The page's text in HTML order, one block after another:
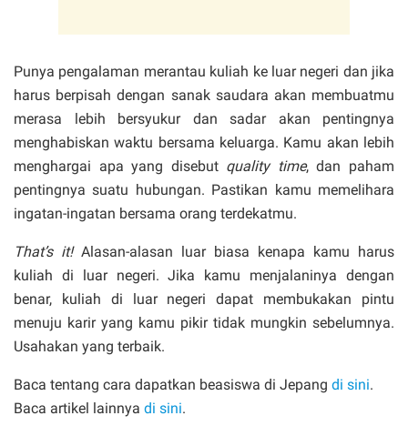
Punya pengalaman merantau kuliah ke luar negeri dan jika
harus berpisah dengan sanak saudara akan membuatmu
merasa lebih bersyukur dan sadar akan pentingnya
menghabiskan waktu bersama keluarga. Kamu akan lebih
menghargai apa yang disebut quality time, dan paham
pentingnya suatu hubungan. Pastikan kamu memelihara
ingatan-ingatan bersama orang terdekatmu.
That’s it!Alasan-alasan luar biasa kenapa kamu harus
kuliah di luar negeri. Jika kamu menjalaninya dengan
benar, kuliah di luar negeri dapat membukakan pintu
menuju karir yang kamu pikir tidak mungkin sebelumnya.
Usahakan yang terbaik.
Baca tentang cara dapatkan beasiswa di Jepang di sini.
Baca artikel lainnya di sini.